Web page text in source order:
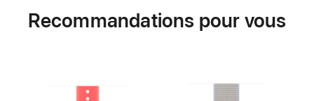
Recommandations pour vous